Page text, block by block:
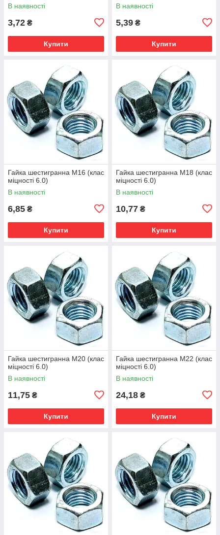
В наявності
3,72 ₴
Купити
В наявності
5,39 ₴
Купити
Гайка шестигранна М16 (клас
міцності 6.0)
В наявності
6,85 ₴
Купити
Гайка шестигранна М18 (клас
міцності 6.0)
В наявності
10,77 ₴
Купити
Гайка шестигранна М20 (клас
міцності 6.0)
В наявності
11,75 ₴
Купити
Гайка шестигранна М22 (клас
міцності 6.0)
В наявності
24,18 ₴
Купити